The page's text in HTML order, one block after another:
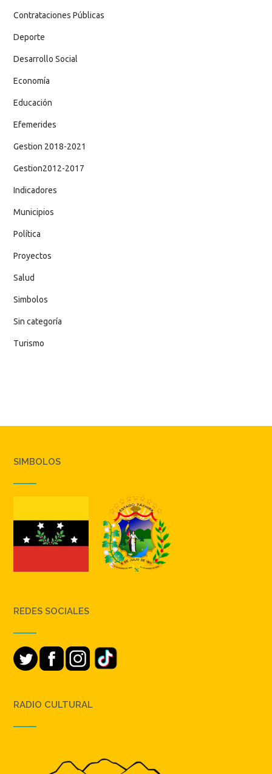
Contrataciones Públicas
Deporte
Desarrollo Social
Economía
Educación
Efemerides
Gestion 2018-2021
Gestion2012-2017
Indicadores
Municipios
Política
Proyectos
Salud
Simbolos
Sin categoría
Turismo
SIMBOLOS
REDES SOCIALES
RADIO CULTURAL